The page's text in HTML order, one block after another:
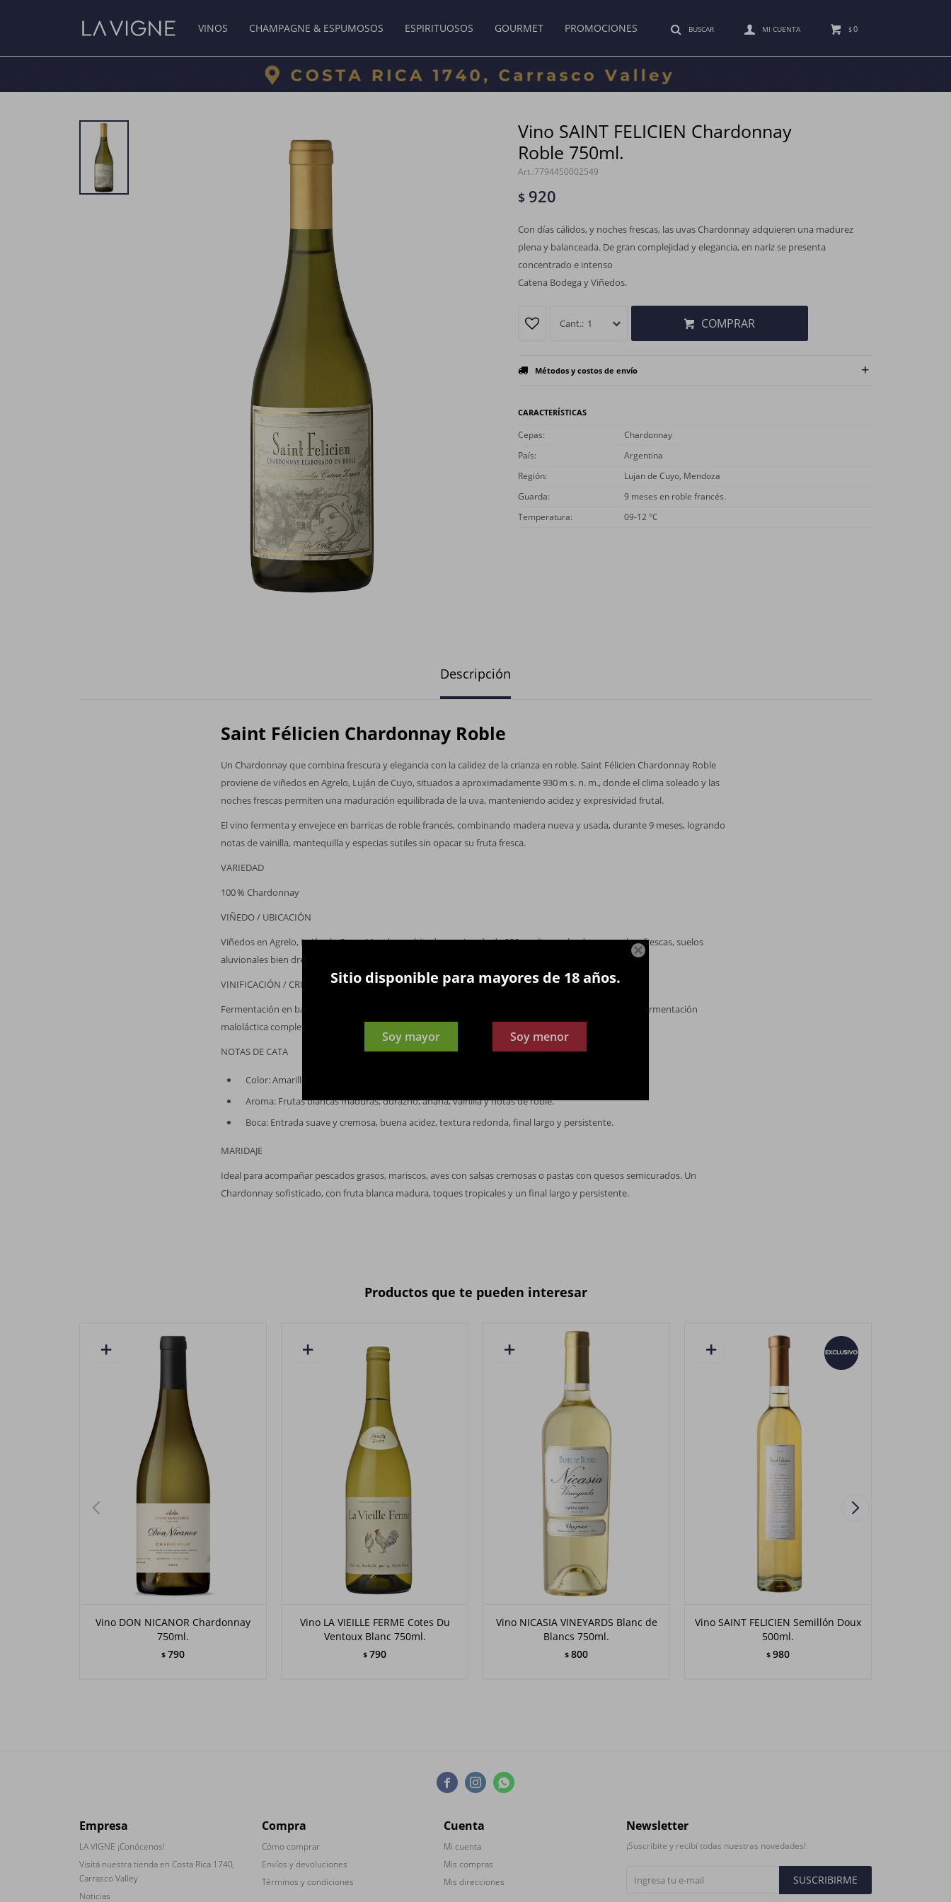

Sitio disponible para mayores de 18 años.
Soy mayor Soy menor
VINOS CHAMPAGNE & ESPUMOSOS ESPIRITUOSOS GOURMET PROMOCIONES $0
Vino SAINT FELICIEN Chardonnay
Roble 750ml.
7794450002549
$ 920
Con días cálidos, y noches frescas, las uvas Chardonnay adquieren una madurez
plena y balanceada. De gran complejidad y elegancia, en nariz se presenta
concentrado e intenso
Catena Bodega y Viñedos.
1 COMPRAR
Métodos y costos de envío
CARACTERÍSTICAS
Cepas
Chardonnay
País
Argentina
Región
Lujan de Cuyo, Mendoza
Guarda
9 meses en roble francés.
Temperatura
09-12 °C
Descripción
Saint Félicien Chardonnay Roble
Un Chardonnay que combina frescura y elegancia con la calidez de la crianza en roble. Saint Félicien Chardonnay Roble
proviene de viñedos en Agrelo, Luján de Cuyo, situados a aproximadamente 930 m s. n. m., donde el clima soleado y las
noches frescas permiten una maduración equilibrada de la uva, manteniendo acidez y expresividad frutal.
El vino fermenta y envejece en barricas de roble francés, combinando madera nueva y usada, durante 9 meses, logrando
notas de vainilla, mantequilla y especias sutiles sin opacar su fruta fresca.
VARIEDAD
100 % Chardonnay
VIÑEDO / UBICACIÓN
Viñedos en Agrelo, Luján de Cuyo, Mendoza; altitud aproximada de 930 m; clima soleado con noches frescas, suelos
aluvionales bien drenados.
VINIFICACIÓN / CRIANZA
Fermentación en barricas de roble francés; crianza de 9 meses en barricas nuevas y de segundo uso; fermentación
maloláctica completa para suavidad y textura.
NOTAS DE CATA
Color: Amarillo dorado con reflejos verdosos.
Aroma: Frutas blancas maduras, durazno, ananá, vainilla y notas de roble.
Boca: Entrada suave y cremosa, buena acidez, textura redonda, final largo y persistente.
MARIDAJE
Ideal para acompañar pescados grasos, mariscos, aves con salsas cremosas o pastas con quesos semicurados. Un
Chardonnay sofisticado, con fruta blanca madura, toques tropicales y un final largo y persistente.
Productos que te pueden interesar
Vino DON NICANOR Chardonnay
750ml.
$ 790
Vino LA VIEILLE FERME Cotes Du
Ventoux Blanc 750ml.
$ 790
Vino NICASIA VINEYARDS Blanc de
Blancs 750ml.
$ 800
Vino SAINT FELICIEN Semillón Doux
500ml.
$ 980
  
Empresa
LA VIGNE ¡Conócenos!
Visitá nuestra tienda en Costa Rica 1740,
Carrasco Valley
Noticias
Compra
Cómo comprar
Envíos y devoluciones
Términos y condiciones
Cuenta
Mi cuenta
Mis compras
Mis direcciones
Newsletter
¡Suscribite y recibí todas nuestras novedades!
SUSCRIBIRME